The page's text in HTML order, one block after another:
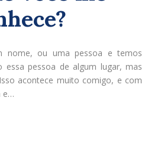
nome, ou uma pessoa e temos
essa pessoa de algum lugar, mas
acontece muito comigo, e com
e…